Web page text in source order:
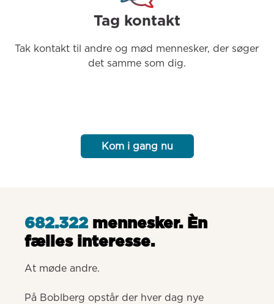
Tag kontakt
Tak kontakt til andre og mød mennesker, der søger
det samme som dig.
Kom i gang nu
682.322 mennesker. Èn
fælles interesse.
At møde andre.
På Boblberg opstår der hver dag nye